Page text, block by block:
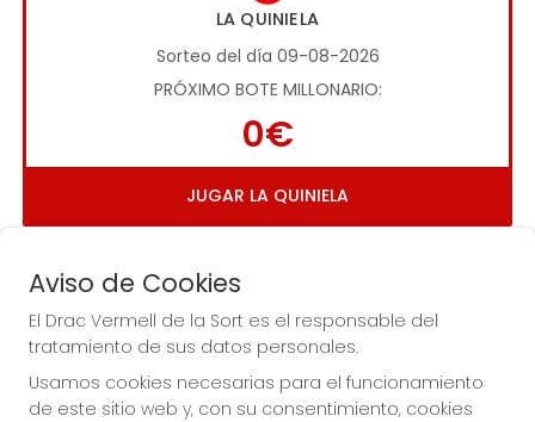
LA QUINIELA
Sorteo del día 09-08-2026
PRÓXIMO BOTE MILLONARIO:
0€
JUGAR LA QUINIELA
Imagen anterior
Aviso de Cookies
El Drac Vermell de la Sort es el responsable del
tratamiento de sus datos personales.
Usamos cookies necesarias para el funcionamiento
de este sitio web y, con su consentimiento, cookies